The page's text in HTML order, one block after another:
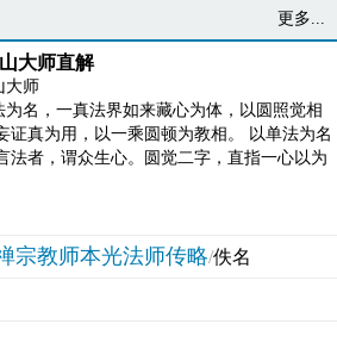
更多...
大师直解
大师
为名，一真法界如来藏心为体，以圆照觉相
证真为用，以一乘圆顿为教相。 以单法为名
法者，谓众生心。圆觉二字，直指一心以为
宗教师本光法师传略/佚名